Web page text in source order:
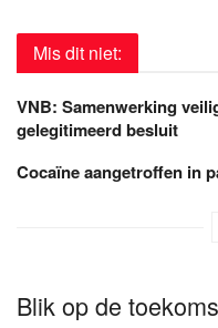
Mis dit niet:
VNB: Samenwerking
gelegitimeerd besluit
Cocaïne aangetroffen in
Blik op de